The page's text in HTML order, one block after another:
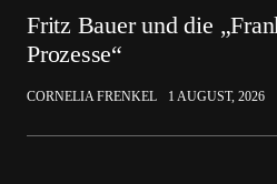
Fritz Bauer und die
Prozesse“
CORNELIA FRENKEL 1 AUGUST, 2026